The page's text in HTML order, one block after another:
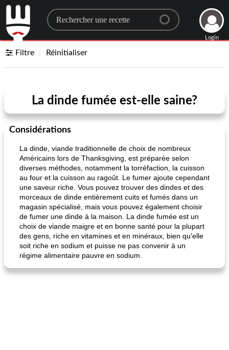
Search for a recipe
Login
Filtre Réinitialiser
La dinde fumée est-elle saine?
Considérations
La dinde, viande traditionnelle de choix de nombreux
Américains lors de Thanksgiving, est préparée selon
diverses méthodes, notamment la torréfaction, la cuisson
au four et la cuisson au ragoût. Le fumer ajoute cependant
une saveur riche. Vous pouvez trouver des dindes et des
morceaux de dinde entièrement cuits et fumés dans un
magasin spécialisé, mais vous pouvez également choisir
de fumer une dinde à la maison. La dinde fumée est un
choix de viande maigre et en bonne santé pour la plupart
des gens, riche en vitamines et en minéraux, bien qu'elle
soit riche en sodium et puisse ne pas convenir à un
régime alimentaire pauvre en sodium.